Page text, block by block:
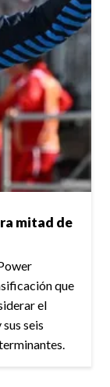
mitad de
que
el
seis